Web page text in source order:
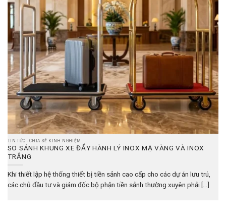
TIN TỨC - CHIA SẺ KINH NGHIỆM
SO SÁNH KHUNG XE ĐẨY HÀNH LÝ INOX MẠ VÀNG VÀ INOX
TRẮNG
Khi thiết lập hệ thống thiết bị tiền sảnh cao cấp cho các dự án lưu trú,
các chủ đầu tư và giám đốc bộ phận tiền sảnh thường xuyên phải [...]